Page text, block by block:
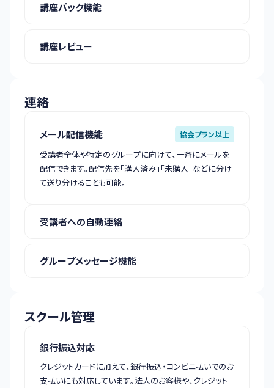
講座パック機能
講座レビュー
連絡
メール配信機能 協会プラン以上
受講者全体や特定のグループに向けて、一斉にメールを
配信できます。配信先を「購入済み」「未購入」などに分け
て送り分けることも可能。
受講者への自動連絡
グループメッセージ機能
スクール管理
銀行振込対応
クレジットカードに加えて、銀行振込・コンビニ払いでのお
支払いにも対応しています。法人のお客様や、クレジット